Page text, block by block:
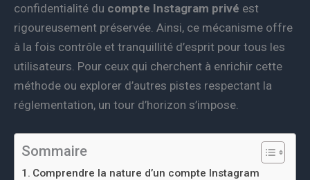
confidentialité du compte Instagram privé est
rigoureusement préservée. Ainsi, ce mécanisme offre
à la fois contrôle et tranquillité d’esprit pour tous les
utilisateurs. Pour ceux qui cherchent à enrichir cette
méthode ou explorer d’autres pistes respectant la
réglementation, un tour d’horizon s’impose.
Sommaire
Comprendre la nature d’un compte Instagram